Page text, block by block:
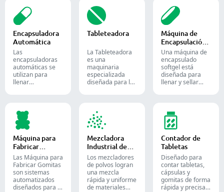
Encapsuladora
Automática
Las
encapsuladoras
automáticas se
utilizan para
llenar
precisas de
polvos, gránulos,
pellets o líquidos
en la producción
farmacéutica y de
suplementos.
Tableteadora
La Tableteadora
es una
maquinaria
especializada
diseñada para la
Máquina de
Encapsulación
de Softgel
Una máquina de
encapsulado
softgel está
diseñada para
llenar y sellar
cápsulas blandas
de gelatina.
Máquina para
Fabricar
Gomitas
Las Máquina para
Fabricar Gomitas
son sistemas
automatizados
diseñados para la
Mezcladora
Industrial de
Polvos
Los mezcladores
de polvos logran
una mezcla
rápida y uniforme
de materiales
Contador de
Tabletas
Diseñado para
contar tabletas,
cápsulas y
gomitas de forma
rápida y precisa.